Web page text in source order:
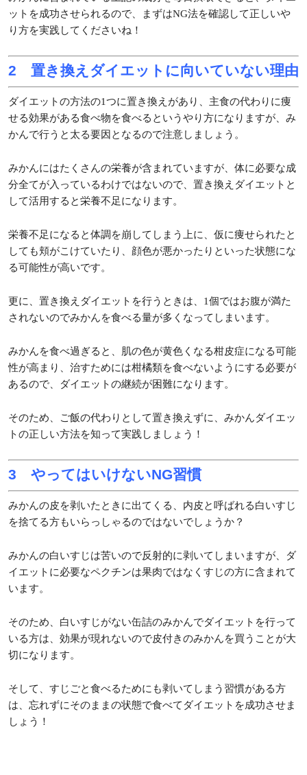
ットを成功させられるので、まずはNG法を確認して正しいや
り方を実践してくださいね！
2 置き換えダイエットに向いていない理由
ダイエットの方法の1つに置き換えがあり、主食の代わりに痩
せる効果がある食べ物を食べるというやり方になりますが、み
かんで行うと太る要因となるので注意しましょう。
みかんにはたくさんの栄養が含まれていますが、体に必要な成
分全てが入っているわけではないので、置き換えダイエットと
して活用すると栄養不足になります。
栄養不足になると体調を崩してしまう上に、仮に痩せられたと
しても頬がこけていたり、顔色が悪かったりといった状態にな
る可能性が高いです。
更に、置き換えダイエットを行うときは、1個ではお腹が満た
されないのでみかんを食べる量が多くなってしまいます。
みかんを食べ過ぎると、肌の色が黄色くなる柑皮症になる可能
性が高まり、治すためには柑橘類を食べないようにする必要が
あるので、ダイエットの継続が困難になります。
そのため、ご飯の代わりとして置き換えずに、みかんダイエッ
トの正しい方法を知って実践しましょう！
3 やってはいけないNG習慣
みかんの皮を剥いたときに出てくる、内皮と呼ばれる白いすじ
を捨てる方もいらっしゃるのではないでしょうか？
みかんの白いすじは苦いので反射的に剥いてしまいますが、ダ
イエットに必要なペクチンは果肉ではなくすじの方に含まれて
います。
そのため、白いすじがない缶詰のみかんでダイエットを行って
いる方は、効果が現れないので皮付きのみかんを買うことが大
切になります。
そして、すじごと食べるためにも剥いてしまう習慣がある方
は、忘れずにそのままの状態で食べてダイエットを成功させま
しょう！